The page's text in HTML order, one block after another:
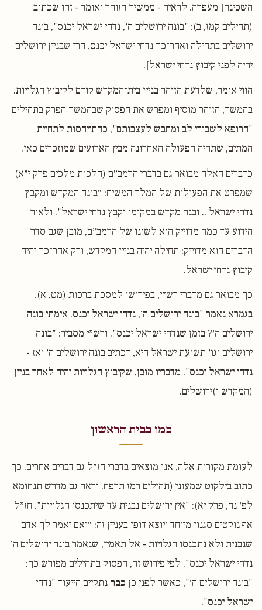
השכינה] מעפרה. לראיה - ממשיך הזוהר ואומר - זהו שכתוב
(תהילים קמז, ב): "בונה ירושלים ה׳, נדחי ישראל יכנס", בונה
ירושלים בתחילה ואחר־כך נדחי ישראל יכנס, הרי שבניין ירושלים
יהיה לפני קיבוץ נדחי ישראל].
הווי אומר, שלדעת הזוהר בניין בית־המקדש קודם לקיבוץ הגלויות.
בהמשך, הזוהר מוסיף ומפרש את הפסוק שבהמשך הפרק בתהילים
"הרופא לשבורי לב ומחבש לעצבותם", כהתייחסות לתחיית
המתים, שתהיה הפעולה האחרונה מבין הארועים שמוזכרים כאן.
כדברים האלה מבואר גם בדברי הרמב״ם (הלכות מלכים פרק י״א)
שמפרט את הפעולות של המלך המשיח: ״בונה המקדש ומקבץ
נדחי ישראל .. ובנה מקדש במקומו וקבץ נדחי ישראל". ולאור
הידוע עד כמה מדוייק הוא לשונו של הרמב״ם, מובן שגם סדר
הדברים הוא מדוייק: תחילה יהיה בניין המקדש, ורק אחר־כך יהיה
קיבוץ נדחי ישראל.
כך מבואר גם מדברי רש״י, בפירושו למסכת ברכות (מט, א).
בגמרא נאמר "בונה ירושלים ה׳, נדחי ישראל יכנס. אימתי בונה
ירושלים ה׳? בזמן שנדחי ישראל יכנס". ורש״י מסביר: "בונה
ירושלים וגו׳ תשועת ישראל היא, דכתיב בונה ירושלים ה׳ ואז -
נדחי ישראל יכנס". מדבריו מובן, שקיבוץ הגלויות יהיה לאחר בניין
(המקדש ו)ירושלים.
כמו בבית הראשון
לעומת מקורות אלה, אנו מוצאים בדברי חז״ל גם דברים אחרים. כך
כתוב בילקוט שמעוני (תהילים רמז תרפח. וראה גם מדרש תנחומא
לפ׳ נח, פרק יא): "אין ירושלים נבנית עד שיתכנסו הגלויות". חז״ל
אף נוקטים סגנון מיוחד ויוצא דופן בעניין זה: ״ואם יאמר לך אדם
שנבנית ולא נתכנסו הגלויות - אל תאמין, שנאמר בונה ירושלים ה׳
נדחי ישראל יכנס". לפי פירוש זה, הפסוק בתהילים מפורש כך:
"בונה ירושלים ה׳", כאשר לפני כן כבר נתקיים הייעוד "נדחי
ישראל יכנס".